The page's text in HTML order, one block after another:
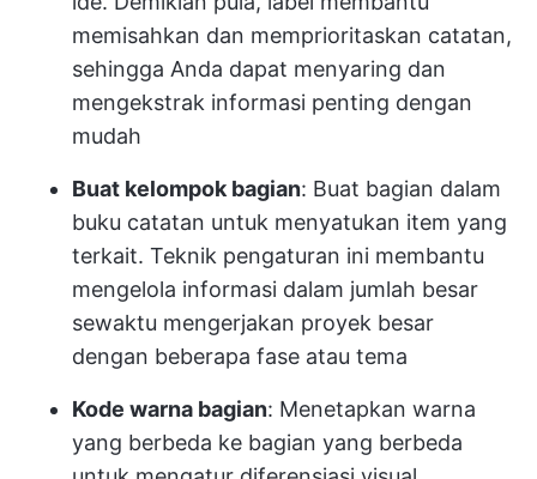
memisahkan dan memprioritaskan catatan,
sehingga Anda dapat menyaring dan
mengekstrak informasi penting dengan
mudah
Buat kelompok bagian: Buat bagian dalam
buku catatan untuk menyatukan item yang
terkait. Teknik pengaturan ini membantu
mengelola informasi dalam jumlah besar
sewaktu mengerjakan proyek besar
dengan beberapa fase atau tema
Kode warna bagian: Menetapkan warna
yang berbeda ke bagian yang berbeda